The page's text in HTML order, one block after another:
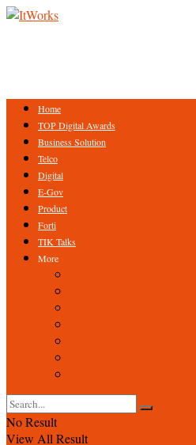
Home
TOP Digital Awards
Business Solution
Telco
Digital
E-Gov
Product
Forti
TIK Talks
More
No Result
View All Result